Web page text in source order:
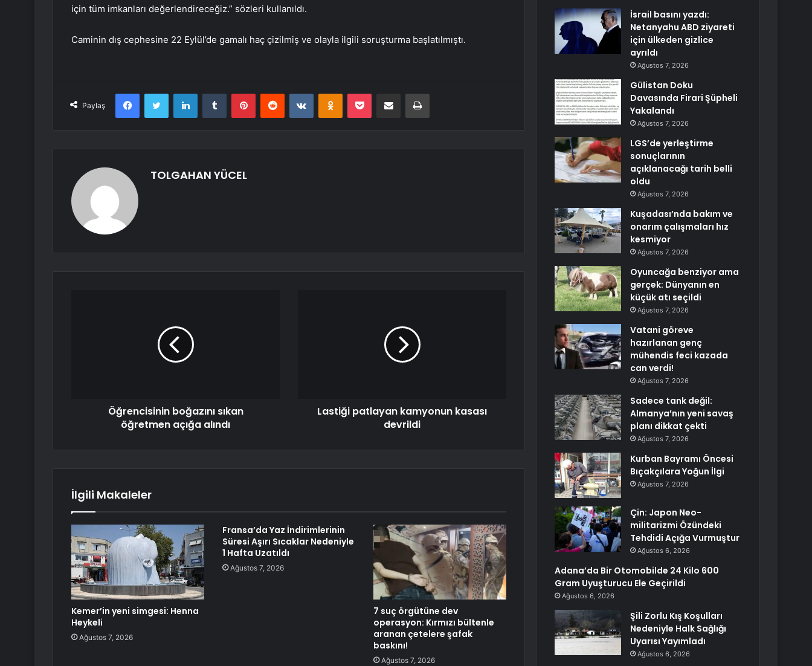
için tüm imkanları değerlendireceğiz.” sözleri kullanıldı.
Caminin dış cephesine 22 Eylül’de gamalı haç çizilmiş ve olayla ilgili soruşturma başlatılmıştı.
Paylaş
FacebookTwitter LinkedInTumblr PinterestReddit VKontakteOdnoklassniki
Pocket E-Posta ile paylaş Yazdır
TOLGAHAN YÜCEL
Öğrencisinin boğazını sıkan
öğretmen açığa alındı
Lastiği patlayan kamyonun kasası
devrildi
İlgili Makaleler
Kemer’in yeni simgesi: Henna
Heykeli
Ağustos 7, 2026
Fransa’da Yaz İndirimlerinin
Süresi Aşırı Sıcaklar Nedeniyle
1 Hafta Uzatıldı
Ağustos 7, 2026
7 suç örgütüne dev
operasyon: Kırmızı bültenle
aranan çetelere şafak
baskını!
Ağustos 7, 2026
İsrail basını yazdı:
Netanyahu ABD ziyareti
için ülkeden gizlice
ayrıldı
Ağustos 7, 2026
Gülistan Doku
Davasında Firari Şüpheli
Yakalandı
Ağustos 7, 2026
LGS’de yerleştirme
sonuçlarının
açıklanacağı tarih belli
oldu
Ağustos 7, 2026
Kuşadası’nda bakım ve
onarım çalışmaları hız
kesmiyor
Ağustos 7, 2026
Oyuncağa benziyor ama
gerçek: Dünyanın en
küçük atı seçildi
Ağustos 7, 2026
Vatani göreve
hazırlanan genç
mühendis feci kazada
can verdi!
Ağustos 7, 2026
Sadece tank değil:
Almanya’nın yeni savaş
planı dikkat çekti
Ağustos 7, 2026
Kurban Bayramı Öncesi
Bıçakçılara Yoğun İlgi
Ağustos 7, 2026
Çin: Japon Neo-
militarizmi Özündeki
Tehdidi Açığa Vurmuştur
Ağustos 6, 2026
Adana’da Bir Otomobilde 24 Kilo 600
Gram Uyuşturucu Ele Geçirildi
Ağustos 6, 2026
Şili Zorlu Kış Koşulları
Nedeniyle Halk Sağlığı
Uyarısı Yayımladı
Ağustos 6, 2026